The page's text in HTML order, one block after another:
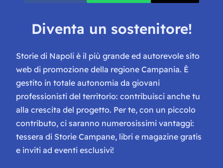
Diventa un sostenitore!
Storie di Napoli è il più grande ed autorevole sito
web di promozione della regione Campania. È
gestito in totale autonomia da giovani
professionisti del territorio: contribuisci anche tu
alla crescita del progetto. Per te, con un piccolo
contributo, ci saranno numerosissimi vantaggi:
tessera di Storie Campane, libri e magazine gratis
e inviti ad eventi esclusivi!